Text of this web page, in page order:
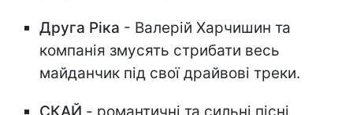
Друга Ріка - Валерій Харчишин та
компанія змусять стрибати весь
майданчик під свої драйвові треки.